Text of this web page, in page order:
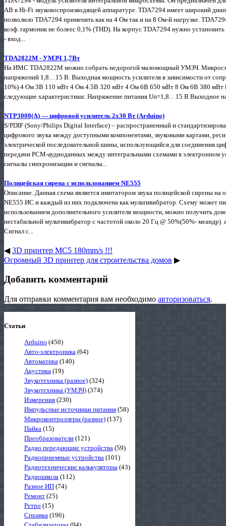
АВ в Hi-Fi звуковоспроизводящей аппаратуре. TDA7294 имеет широкий
позволило TDA7294 применять как на 4 Ом так и на 8 Ом-й нагрузке.
коэф. гармоник не болеес 0,1% (THD). На корпус TDA7294 нужно
- вход...
TDA2822M - УМЗЧ 1,7Вт
На ИМС TDA2822M можно собрать недорогой маломощный УМЗЧ.
напряжений 1,8…15 В. Выходная мощность усилителя в зависимости от
10%) 4 Ом 3В 110 мВт 4 Ом 4.5В 320 мВт 4 Ом 6В 650 мВт 8 Ом 6В 380 мВт
следующие характеристики: Напряжение питания Uп=1,8…15 В Выходное
NTP3000(А) — цифровой усилитель 2х30 Вт (Arduino)
S/PDIF (Sony/Philips Digital Interface) – распространенный и
цифрового звука между доступными компонентами, звуковыми картами,
электрической последовательной шины, использующийся для соединения
передачи PCM-аудиоданных между интегральными схемами в электронном
сигналы синхронизации и сигналы...
Полицейская сирена с использованием NE555
Описание. Данная схема является имитатором звука полицейской сирены
NE555 ИС и каждый из них подключена как мультивибратор. Схему может
использованием дополнительного усилителя мощности, можно получить
нестабильной мультивибратор с частотой около 20 Гц @ 50%(50%-
Сигнал с...
◀3D принтер MC5 180mm/s !!!
Огромный 3D принтер для строительства домов ▶
Добавить комментарий
Для отправки комментария вам необходимо авторизоваться.
Статьи
Arduino (450)
Авто-электроника (64)
Автоматика (140)
Акустика (19)
Звукотехника (разное) (324)
Звукотехника (УМЗЧ) (374)
Измерения (230)
Импульсные источники питания (58)
Микроконтроллеры (разное) (137)
Пайка (15)
Преобразователи (121)
Радио передающие устройства (59)
Радиоприемные устройства (101)
Радиотехнические калькуляторы (43)
Радиошкола (112)
Разное ИП (74)
Ремонт (25)
Ретро (15)
Справка (196)